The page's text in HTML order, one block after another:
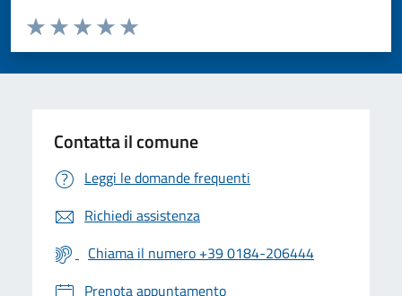
Valuta da 1 a 5 stelle la pagina
Valuta 5 stelle su 5
Valuta 4 stelle su 5
Valuta 3 stelle su 5
Valuta 2 stelle su 5
Valuta 1 stelle su 5
Contatta il comune
Leggi le domande frequenti
Richiedi assistenza
Chiama il numero +39 0184-206444
Prenota appuntamento